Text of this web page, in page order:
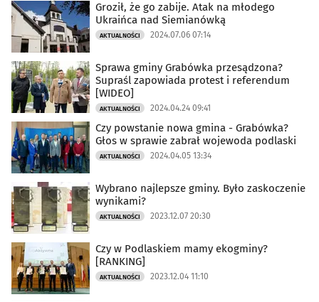
Groził, że go zabije. Atak na młodego
Ukraińca nad Siemianówką
AKTUALNOŚCI 2024.07.06 07:14
Sprawa gminy Grabówka przesądzona?
Supraśl zapowiada protest i referendum
[WIDEO]
AKTUALNOŚCI 2024.04.24 09:41
Czy powstanie nowa gmina - Grabówka?
Głos w sprawie zabrał wojewoda podlaski
AKTUALNOŚCI 2024.04.05 13:34
Wybrano najlepsze gminy. Było zaskoczenie
wynikami?
AKTUALNOŚCI 2023.12.07 20:30
Czy w Podlaskiem mamy ekogminy?
[RANKING]
AKTUALNOŚCI 2023.12.04 11:10